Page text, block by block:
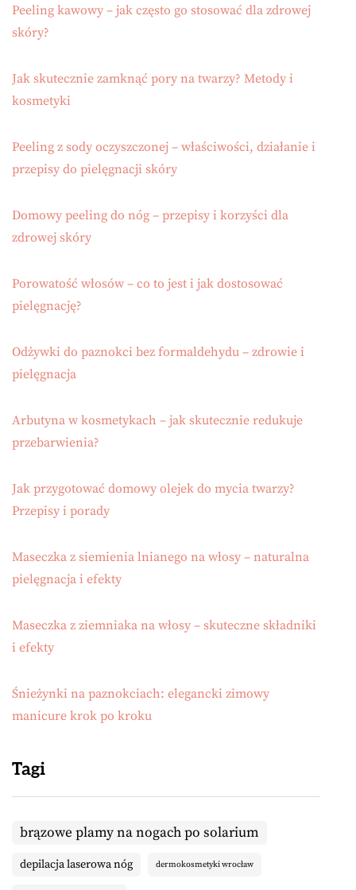
Peeling kawowy – jak często go stosować dla zdrowej
skóry?
Jak skutecznie zamknąć pory na twarzy? Metody i
kosmetyki
Peeling z sody oczyszczonej – właściwości, działanie i
przepisy do pielęgnacji skóry
Domowy peeling do nóg – przepisy i korzyści dla
zdrowej skóry
Porowatość włosów – co to jest i jak dostosować
pielęgnację?
Odżywki do paznokci bez formaldehydu – zdrowie i
pielęgnacja
Arbutyna w kosmetykach – jak skutecznie redukuje
przebarwienia?
Jak przygotować domowy olejek do mycia twarzy?
Przepisy i porady
Maseczka z siemienia lnianego na włosy – naturalna
pielęgnacja i efekty
Maseczka z ziemniaka na włosy – skuteczne składniki
i efekty
Śnieżynki na paznokciach: elegancki zimowy
manicure krok po kroku
Tagi
brązowe plamy na nogach po solarium
depilacja laserowa nóg dermokosmetyki wrocław